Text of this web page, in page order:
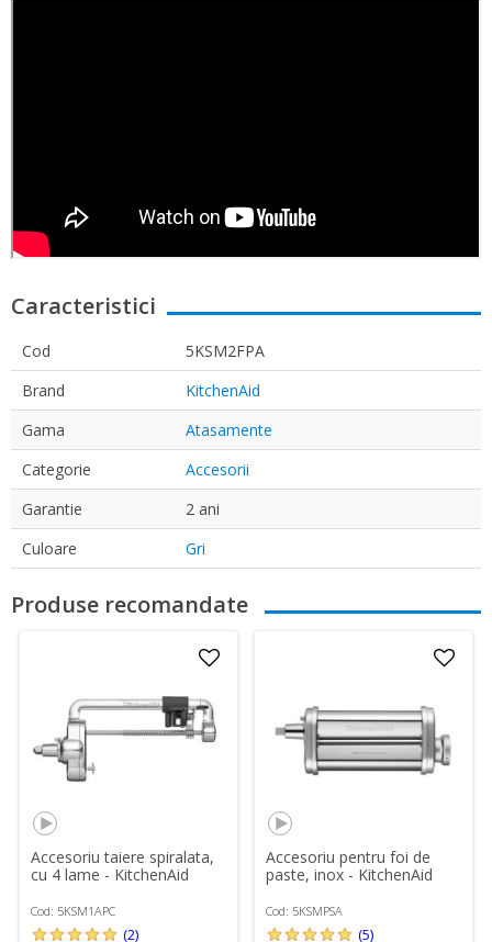
Caracteristici
Cod
5KSM2FPA
Brand
KitchenAid
Gama
Atasamente
Categorie
Accesorii
Garantie
2 ani
Culoare
Gri
Produse recomandate
Accesoriu taiere spiralata,
cu 4 lame - KitchenAid
Cod: 5KSM1APC
(2)
Accesoriu pentru foi de
paste, inox - KitchenAid
Cod: 5KSMPSA
(5)